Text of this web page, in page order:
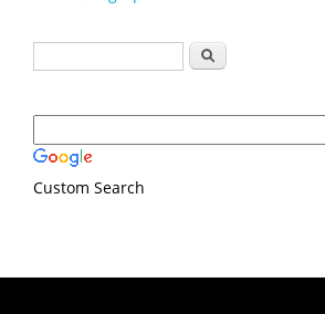
Formulaire de recherche
Rechercher
Custom Search